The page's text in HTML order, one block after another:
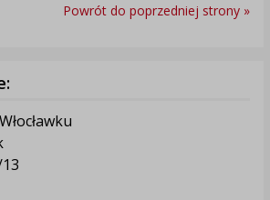
Powrót do poprzedniej strony »